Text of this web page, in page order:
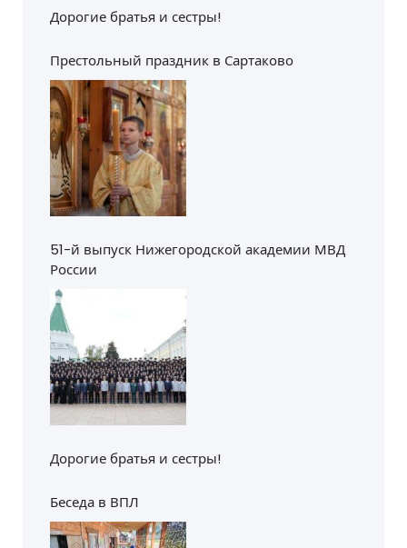
Дорогие братья и сестры!
Престольный праздник в Сартаково
51-й выпуск Нижегородской академии МВД
России
Дорогие братья и сестры!
Беседа в ВПЛ